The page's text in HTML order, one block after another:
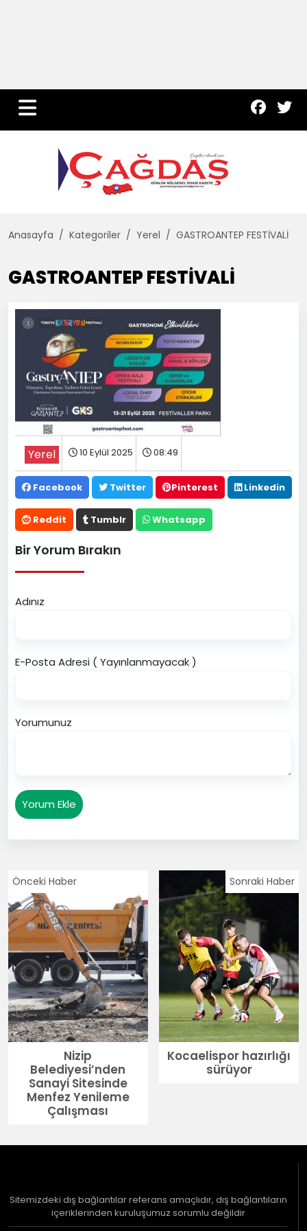
Teknoloji
Anasayfa Kategoriler Yerel GASTROANTEP FESTİVALİ
GASTROANTEP FESTİVALİ
Yerel 10 Eylül 2025 08:49
Facebook Twitter Pinterest Linkedin
Reddit Tumblr Whatsapp
Bir Yorum Bırakın
Adınız
E-Posta Adresi ( Yayınlanmayacak )
Yorumunuz
Yorum Ekle
Önceki Haber
Nizip
Belediyesi’nden
Sanayi Sitesinde
Menfez Yenileme
Çalışması
Sonraki Haber
Kocaelispor hazırlığı
sürüyor
Sitemizdeki dış bağlantılar referans amaçlıdır, dış bağlantıların
içeriklerinden kuruluşumuz sorumlu değildir